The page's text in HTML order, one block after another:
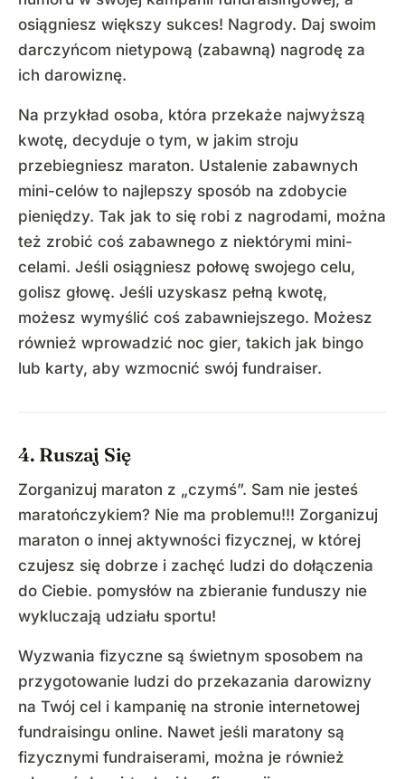
osiągniesz większy sukces! Nagrody. Daj swoim
darczyńcom nietypową (zabawną) nagrodę za
ich darowiznę.
Na przykład osoba, która przekaże najwyższą
kwotę, decyduje o tym, w jakim stroju
przebiegniesz maraton. Ustalenie zabawnych
mini-celów to najlepszy sposób na zdobycie
pieniędzy. Tak jak to się robi z nagrodami, można
też zrobić coś zabawnego z niektórymi mini-
celami. Jeśli osiągniesz połowę swojego celu,
golisz głowę. Jeśli uzyskasz pełną kwotę,
możesz wymyślić coś zabawniejszego. Możesz
również wprowadzić noc gier, takich jak bingo
lub karty, aby wzmocnić swój fundraiser.
4. Ruszaj Się
Zorganizuj maraton z „czymś”. Sam nie jesteś
maratończykiem? Nie ma problemu!!! Zorganizuj
maraton o innej aktywności fizycznej, w której
czujesz się dobrze i zachęć ludzi do dołączenia
do Ciebie. pomysłów na zbieranie funduszy nie
wykluczają udziału sportu!
Wyzwania fizyczne są świetnym sposobem na
przygotowanie ludzi do przekazania darowizny
na Twój cel i kampanię na stronie internetowej
fundraisingu online. Nawet jeśli maratony są
fizycznymi fundraiserami, można je również